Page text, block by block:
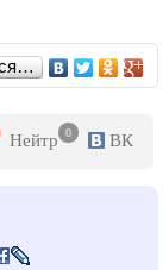
Нейтр 0 ВК